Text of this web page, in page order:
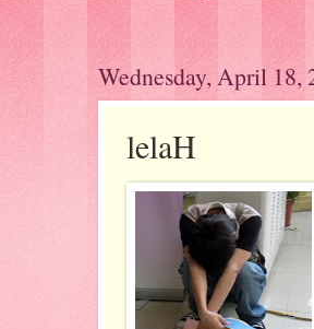
Wednesday, April 18,
lelaH